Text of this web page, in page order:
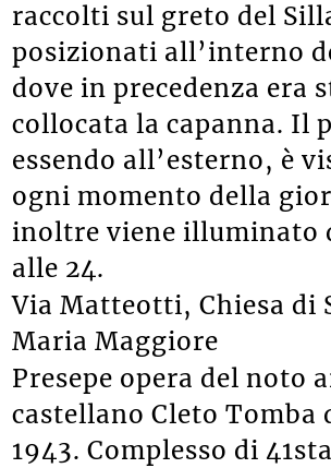
raccolti sul greto del
posizionati all’interno
dove in precedenza era
collocata la capanna. Il
essendo all’esterno, è
ogni momento della
inoltre viene illuminato
alle 24.
Via Matteotti, Chiesa di
Maria Maggiore
Presepe opera del noto
castellano Cleto Tomba
1943. Complesso di